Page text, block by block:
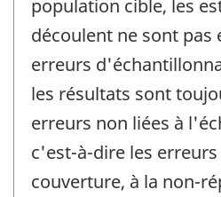
population cible, les
découlent ne sont pas
erreurs
les résultats sont
erreurs non liées à
c'est-à-dire les erreurs
couverture, à la non-